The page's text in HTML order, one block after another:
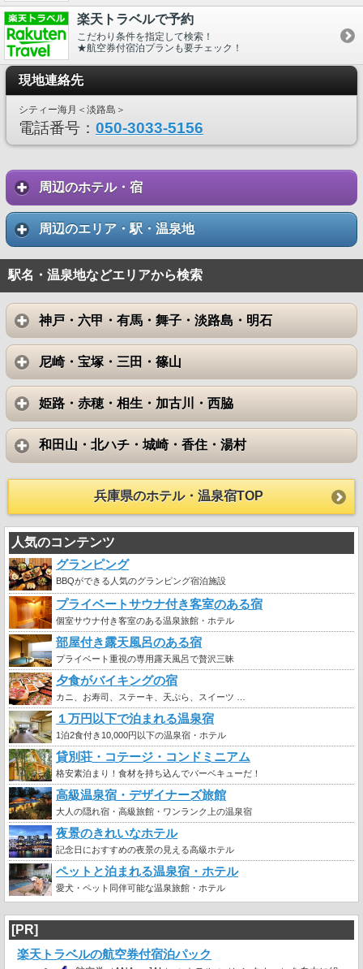
楽天トラベルで予約
こだわり条件を指定して検索！
★航空券付宿泊プランも要チェック！
現地連絡先
シティー海月＜淡路島＞
電話番号： 050-3033-5156
周辺のホテル・宿
周辺のエリア・駅・温泉地
駅名・温泉地などエリアから検索
神戸・六甲・有馬・舞子・淡路島・明石
尼崎・宝塚・三田・篠山
姫路・赤穂・相生・加古川・西脇
和田山・北ハチ・城崎・香住・湯村
兵庫県のホテル・温泉宿TOP
人気のコンテンツ
グランピング
BBQができる人気のグランピング宿泊施設
プライベートサウナ付き客室のある宿
個室サウナ付き客室のある温泉旅館・ホテル
部屋付き露天風呂のある宿
プライベート重視の専用露天風呂で贅沢三昧
夕食がバイキングの宿
カニ、お寿司、ステーキ、天ぷら、スイーツ …
１万円以下で泊まれる温泉宿
1泊2食付き10,000円以下の温泉宿・ホテル
貸別荘・コテージ・コンドミニアム
格安素泊まり！食材を持ち込んでバーベキューだ！
高級温泉宿・デザイナーズ旅館
大人の隠れ宿・高級旅館・ワンランク上の温泉宿
夜景のきれいなホテル
記念日におすすめの夜景の見える高級ホテル
ペットと泊まれる温泉宿・ホテル
愛犬・ペット同伴可能な温泉旅館・ホテル
[PR]
楽天トラベルの航空券付宿泊パック